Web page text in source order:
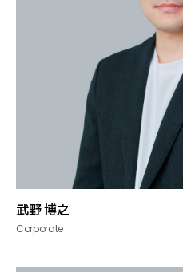
武野 博之
Corporate